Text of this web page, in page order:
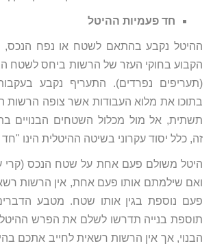
חד פעמיות ההיטל
ההיטל נקבע בהתאם לשטח או נפח הנכס,
הקבוע בחוקי העזר של הרשות ביחס לשטח
(תעריפים נפרדים). התעריף נקבע
בתוכו את מלוא העבודות אשר צופה הרשות
תשתית, אל מול מכלול השטחים הבנויים
זה, כלל יסוד עקרוני בשיטה ההיטלית הינו
היטל משולם פעם אחת על שטח הנכס (קרי
ואם שילמתם אותו פעם אחת, אין הרשות
פעם נוספת בגין אותו שטח. מטבע
תוספת בנייה תדרשו לשלם את הפרש
הבנוי, אך אין הרשות רשאית לחייב אתכם